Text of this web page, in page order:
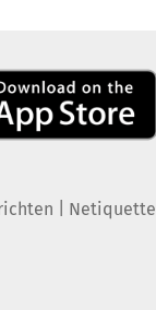
Netiquette